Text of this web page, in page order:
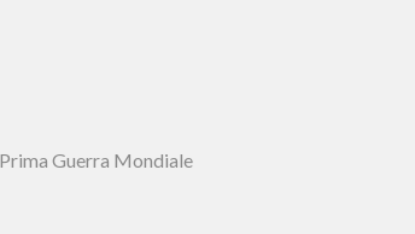
Guerra Mondiale